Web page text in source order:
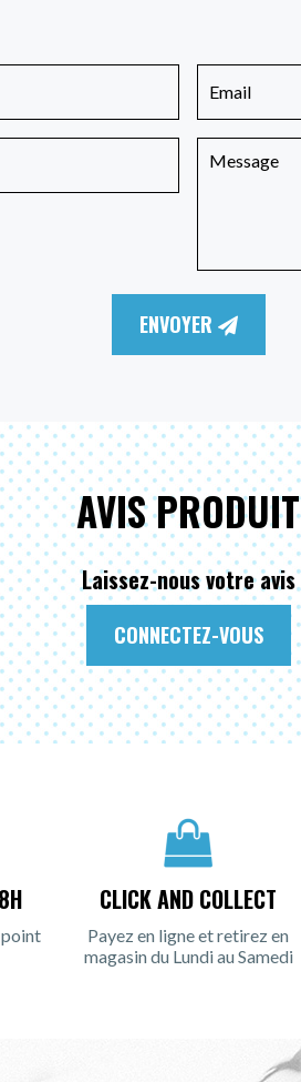
ENVOYER
AVIS PRODUIT
Laissez-nous votre avis
CONNECTEZ-VOUS
point
CLICK AND COLLECT
Payez en ligne et retirez en
magasin du Lundi au Samedi